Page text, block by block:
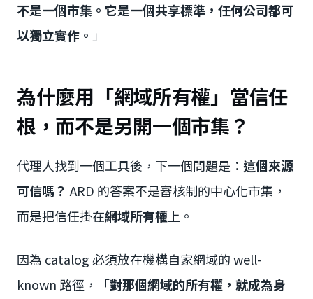
不是一個市集。它是一個共享標準，任何公司都可
以獨立實作。 」
為什麼用「網域所有權」當信任
根，而不是另開一個市集？
代理人找到一個工具後，下一個問題是： 這個來源
可信嗎？ ARD 的答案不是審核制的中心化市集，
而是把信任掛在網域所有權 上。
因為 catalog 必須放在機構自家網域的 well-
known 路徑，「對那個網域的所有權，就成為身